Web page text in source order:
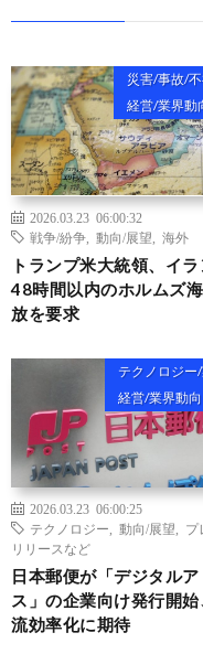
災害/事故/
経営/業界動
2026.03.23 06:00:32
戦争/紛争
動向/展望 海外
トランプ米大統領、イラ
48時間以内のホルムズ
放を要求
テクノロジー
経営/業界動向
2026.03.23 06:00:25
テクノロジー
動向/展望
プ
リリースなど
日本郵便が「デジタルア
ス」の企業向け発行開始
流効率化に期待